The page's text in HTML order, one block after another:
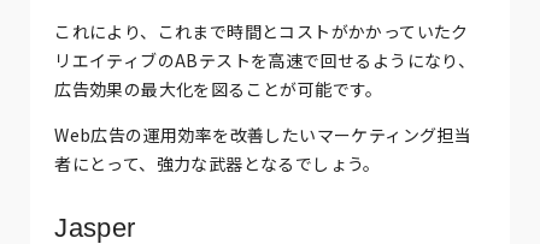
これにより、これまで時間とコストがかかっていたク
リエイティブのABテストを高速で回せるようになり、
広告効果の最大化を図ることが可能です。
Web広告の運用効率を改善したいマーケティング担当
者にとって、強力な武器となるでしょう。
Jasper